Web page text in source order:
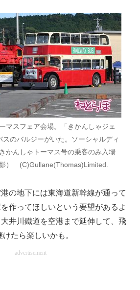
マスフェア会場。「きかんしゃジェ
のバルジーがいた。ソーシャルディ
かんしゃトーマス号の乗客のみ入場
） (C)Gullane(Thomas)Limited.
の地下には東海道新幹線が通って
作ってほしいという要望があるよ
井川鐵道を空港まで延伸して、飛
たら楽しいかも。
advertisement